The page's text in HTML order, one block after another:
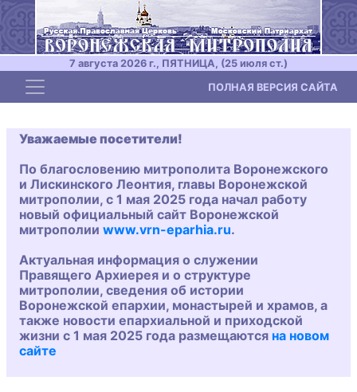
7 августа 2026 г., ПЯТНИЦА, (25 июля ст.)
Toggle navigation ПОЛНАЯ ВЕРСИЯ САЙТА
Уважаемые посетители!
По благословению митрополита Воронежского
и Лискинского Леонтия, главы Воронежской
митрополии, с 1 мая 2025 года начал работу
новый официальный сайт Воронежской
митрополии www.vrn-eparhia.ru.
Актуальная информация о служении
Правящего Архиерея и о структуре
митрополии, сведения об истории
Воронежской епархии, монастырей и храмов, а
также новости епархиальной и приходской
жизни с 1 мая 2025 года размещаются на новом
сайте